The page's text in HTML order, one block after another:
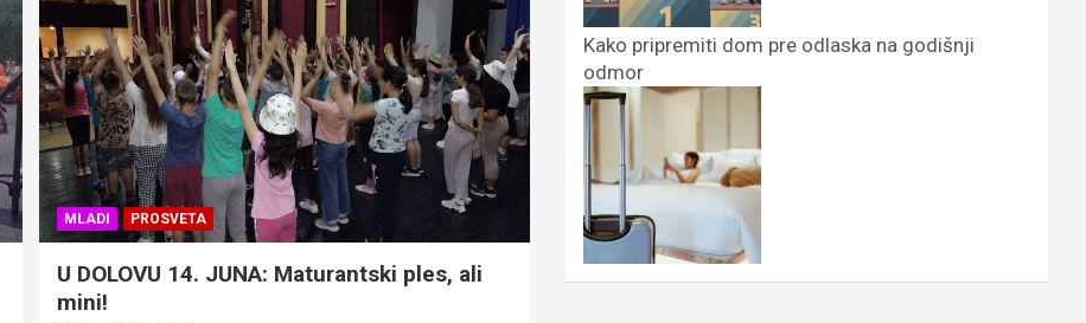
MLADI PROSVETA
U DOLOVU 14. JUNA: Maturantski ples, ali
mini!
Kako pripremiti dom pre odlaska na godišnji
odmor